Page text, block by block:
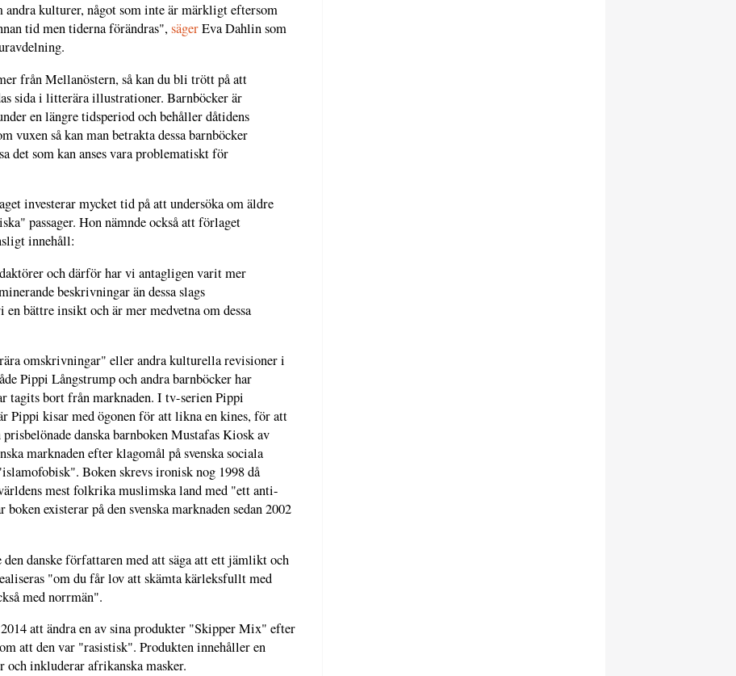
kulturer, något som inte är märkligt eftersom
tid men tiderna förändras",sägerEva Dahlin som
från Mellanöstern, så kan du bli trött på att
sida i litterära illustrationer. Barnböcker är
en längre tidsperiod och behåller dåtidens
vuxen så kan man betrakta dessa barnböcker
det som kan anses vara problematiskt för
investerar mycket tid på att undersöka om äldre
passager. Hon nämnde också att förlaget
innehåll:
och därför har vi antagligen varit mer
beskrivningar än dessa slags
bättre insikt och är mer medvetna om dessa
omskrivningar" eller andra kulturella revisioner i
Pippi Långstrump och andra barnböcker har
tagits bort från marknaden. I tv-serien Pippi
Pippi kisar med ögonen för att likna en kines, för att
danska barnboken Mustafas Kiosk av
marknaden efter klagomål på svenska sociala
Boken skrevs ironisk nog 1998 då
mest folkrika muslimska land med "ett anti-
existerar på den svenska marknaden sedan 2002
danske författaren med att säga att ett jämlikt och
"om du får lov att skämta kärleksfullt med
med norrmän".
att ändra en av sina produkter "Skipper Mix" efter
att den var "rasistisk". Produkten innehåller en
och inkluderar afrikanska masker.